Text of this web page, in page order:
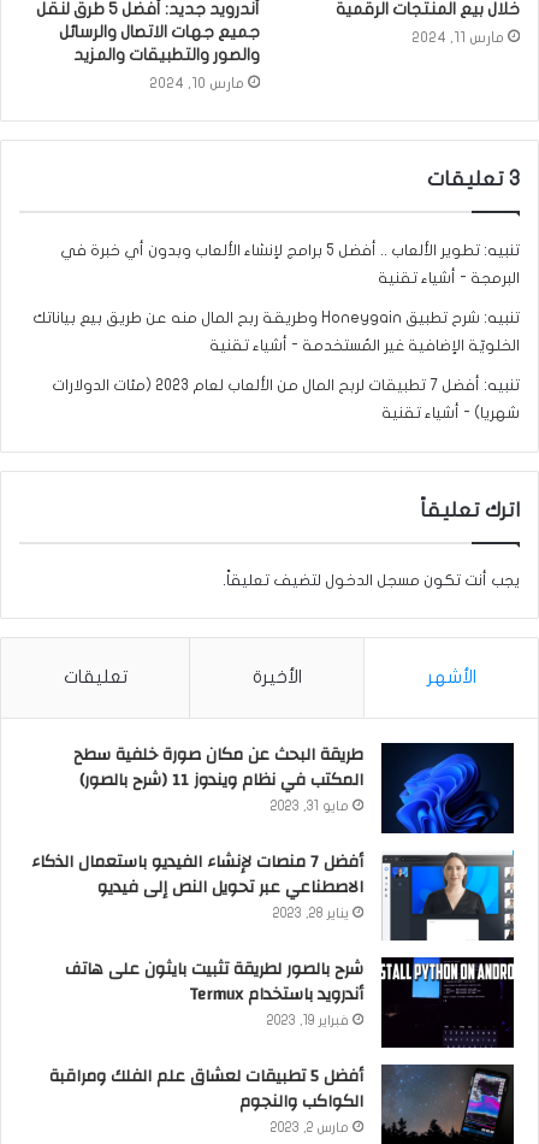
خلال بيع المنتجات الرقمية
مارس 11, 2024
أندرويد جديد: أفضل 5 طرق لنقل
جميع جهات الاتصال والرسائل
والصور والتطبيقات والمزيد
مارس 10, 2024
‫3 تعليقات
تنبيه:
تطوير الألعاب .. أفضل 5 برامج لإنشاء الألعاب وبدون أي خبرة في
البرمجة - أشياء تقنية
تنبيه:
شرح تطبيق Honeygain وطريقة ربح المال منه عن طريق بيع بياناتك
الخلويّة الإضافية غير المُستخدمة - أشياء تقنية
تنبيه:
أفضل 7 تطبيقات لربح المال من الألعاب لعام 2023 (مئات الدولارات
شهريا) - أشياء تقنية
اترك تعليقاً
يجب أنت تكون مسجل الدخول لتضيف تعليقاً.
الأشهر الأخيرة تعليقات
طريقة البحث عن مكان صورة خلفية سطح
المكتب في نظام ويندوز 11 (شرح بالصور)
مايو 31, 2023
أفضل 7 منصات لإنشاء الفيديو باستعمال الذكاء
الاصطناعي عبر تحويل النص إلى فيديو
يناير 28, 2023
شرح بالصور لطريقة تثبيت بايثون على هاتف
أندرويد باستخدام Termux
فبراير 19, 2023
أفضل 5 تطبيقات لعشاق علم الفلك ومراقبة
الكواكب والنجوم
مارس 2, 2023